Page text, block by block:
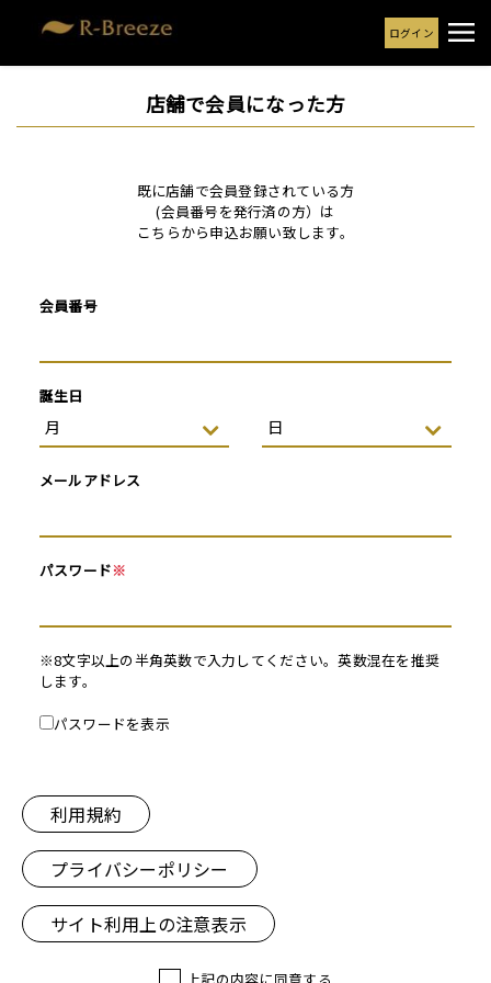
ログイン
店舗で会員になった方
既に店舗で会員登録されている方
(会員番号を発行済の方）は
こちらから申込お願い致します。
会員番号
誕生日
メールアドレス
パスワード※
※8文字以上の半角英数で入力してください。英数混在を推奨
します。
パスワードを表示
利用規約
プライバシーポリシー
サイト利用上の注意表示